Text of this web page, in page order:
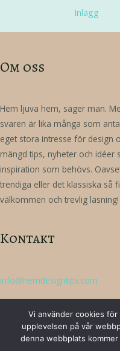
Inlägg
Om oss
Hem ljuva hem, säger man.
svaren är lika många som
eget stora intresse för design
mängd tips, nyheter och idéer
inspiration som behövs.
trendiga eller det klassiska så
välkommen och trevlig läsning!
Kontakt
info@hemdesigntips.com
Vi använder cookies
upplevelsen på vår
denna webbplats